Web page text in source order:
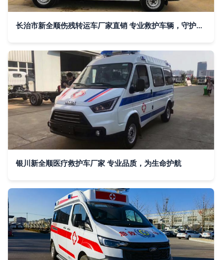
长治市新全顺伤残转运车厂家直销 专业救护车辆，守护生命通道
银川新全顺医疗救护车厂家 专业品质，为生命护航